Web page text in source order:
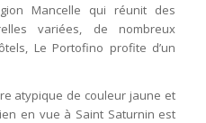
Mancelle qui réunit des
variées, de nombreux
Le Portofino profite d’un
atypique de couleur jaune et
en vue à Saint Saturnin est